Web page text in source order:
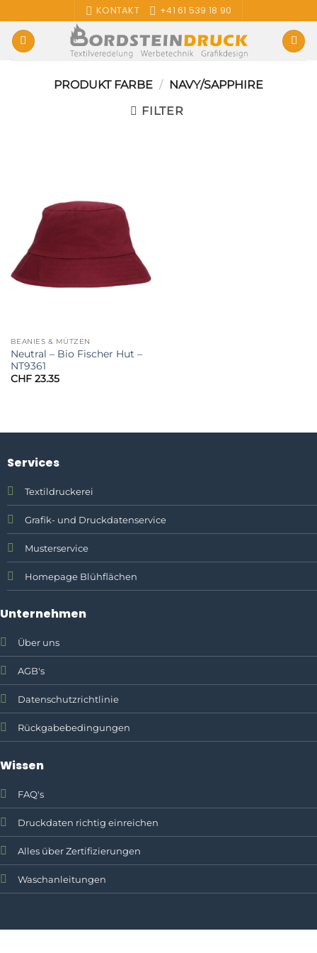
Inhalt
springen
KONTAKT +41 61 539 18 90
PRODUKT FARBE / NAVY/SAPPHIRE
FILTER
BEANIES & MÜTZEN
Neutral – Bio Fischer Hut –
NT9361
CHF23.35
Services
Textildruckerei
Grafik- und Druckdatenservice
Musterservice
Homepage Blühflächen
Unternehmen
Über uns
AGB's
Datenschutzrichtlinie
Rückgabebedingungen
Wissen
FAQ's
Druckdaten richtig einreichen
Alles über Zertifizierungen
Waschanleitungen